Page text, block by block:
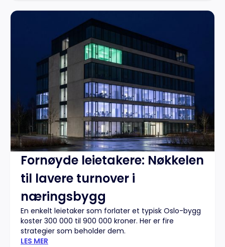
Fornøyde leietakere: Nøkkelen
til lavere turnover i
næringsbygg
En enkelt leietaker som forlater et typisk Oslo-bygg
koster 300 000 til 900 000 kroner. Her er fire
strategier som beholder dem.
LES MER